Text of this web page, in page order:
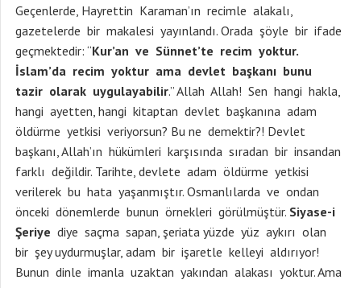
Geçenlerde, Hayrettin Karaman’ın recimle alakalı,
gazetelerde bir makalesi yayınlandı. Orada şöyle bir ifade
geçmektedir: “Kur’an ve Sünnet’te recim yoktur.
İslam’da recim yoktur ama devlet başkanı bunu
tazir olarak uygulayabilir.” Allah Allah! Sen hangi hakla,
hangi ayetten, hangi kitaptan devlet başkanına adam
öldürme yetkisi veriyorsun? Bu ne demektir?! Devlet
başkanı, Allah’ın hükümleri karşısında sıradan bir insandan
farklı değildir. Tarihte, devlete adam öldürme yetkisi
verilerek bu hata yaşanmıştır. Osmanlılarda ve ondan
önceki dönemlerde bunun örnekleri görülmüştür. Siyase-i
Şeriye diye saçma sapan, şeriata yüzde yüz aykırı olan
bir şey uydurmuşlar, adam bir işaretle kelleyi aldırıyor!
Bunun dinle imanla uzaktan yakından alakası yoktur. Ama